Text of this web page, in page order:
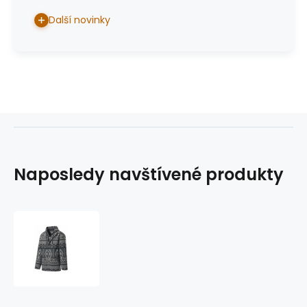
Další novinky
Naposledy navštívené produkty